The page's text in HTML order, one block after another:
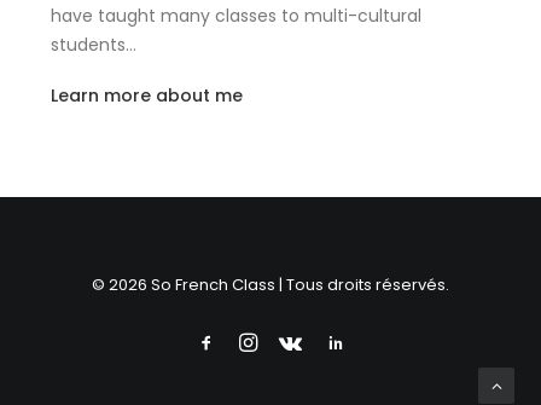
have taught many classes to multi-cultural
students…
Learn more about me
© 2026 So French Class | Tous droits réservés.